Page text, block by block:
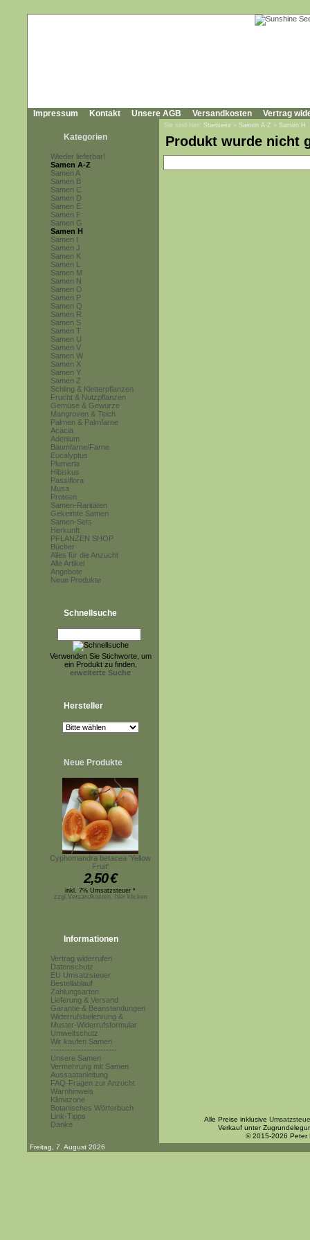
Impressum Kontakt Unsere AGB Versandkosten Vertrag
Kategorien
Wieder lieferbar!
Samen A-Z
Samen A
Samen B
Samen C
Samen D
Samen E
Samen F
Samen G
Samen H
Samen I
Samen J
Samen K
Samen L
Samen M
Samen N
Samen O
Samen P
Samen Q
Samen R
Samen S
Samen T
Samen U
Samen V
Samen W
Samen X
Samen Y
Samen Z
Schling & Kletterpflanzen
Frucht & Nutzpflanzen
Gemüse & Gewürze
Mangroven & Teich
Palmen & Palmfarne
Acacia
Adenium
Baumfarne/Farne
Eucalyptus
Plumeria
Hibiskus
Passiflora
Musa
Proteen
Samen-Raritäten
Gekeimte Samen
Samen-Sets
Herkunft
PFLANZEN SHOP
Bücher
Alles für die Anzucht
Alle Artikel
Angebote
Neue Produkte
Schnellsuche
Verwenden Sie Stichworte, um
ein Produkt zu finden.
erweiterte Suche
Hersteller
Neue Produkte
Cyphomandra betacea 'Yellow
Fruit'
2,50€
inkl. 7% Umsatzsteuer *
zzgl.Versandkosten, hier klicken
Informationen
Vertrag widerrufen
Datenschutz
EU Umsatzsteuer
Bestellablauf
Zahlungsarten
Lieferung & Versand
Garantie & Beanstandungen
Widerrufsbelehrung &
Muster-Widerrufsformular
Umweltschutz
Wir kaufen Samen
------------------------
Unsere Samen
Vermehrung mit Samen
Aussaatanleitung
FAQ-Fragen zur Anzucht
Warnhinweis
Klimazone
Botanisches Wörterbuch
Link-Tipps
Danke
Sie sind hier: Startseite » Samen A-Z » Samen H
Produkt wurde nicht
Alle Preise inklusive
Verkauf unter
© 2015-2026 Peter
Freitag, 7. August 2026